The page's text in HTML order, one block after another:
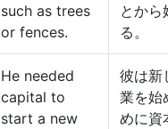
such as trees
or fences.
とから
る。
He needed
capital to
start a new
彼は新
業を始
めに資